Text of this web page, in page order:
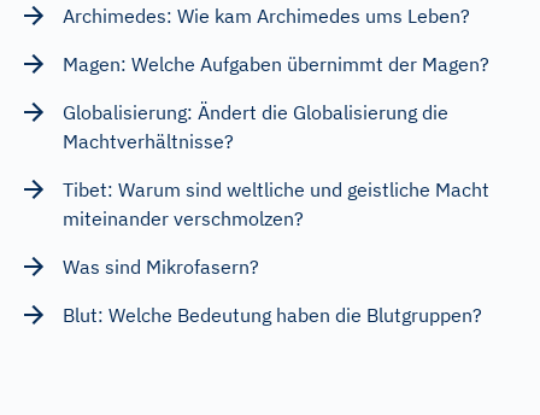
Archimedes: Wie kam Archimedes ums Leben?
Magen: Welche Aufgaben übernimmt der Magen?
Globalisierung: Ändert die Globalisierung die
Machtverhältnisse?
Tibet: Warum sind weltliche und geistliche Macht
miteinander verschmolzen?
Was sind Mikrofasern?
Blut: Welche Bedeutung haben die Blutgruppen?